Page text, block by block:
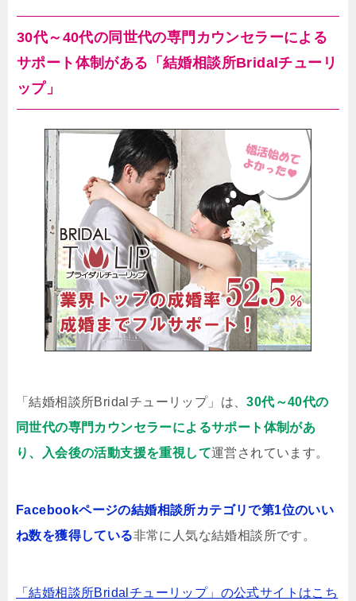
30代～40代の同世代の専門カウンセラーによる
サポート体制がある「結婚相談所Bridalチューリ
ップ」
「結婚相談所Bridalチューリップ」は、30代～40代の
同世代の専門カウンセラーによるサポート体制があ
り、入会後の活動支援を重視して運営されています。
Facebookページの結婚相談所カテゴリで第1位のいい
ね数を獲得している非常に人気な結婚相談所です。
「結婚相談所Bridalチューリップ」の公式サイトはこち